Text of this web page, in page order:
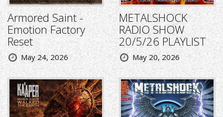
Armored Saint -
Emotion Factory
Reset
May 24, 2026
METALSHOCK
RADIO SHOW
20/5/26 PLAYLIST
May 20, 2026